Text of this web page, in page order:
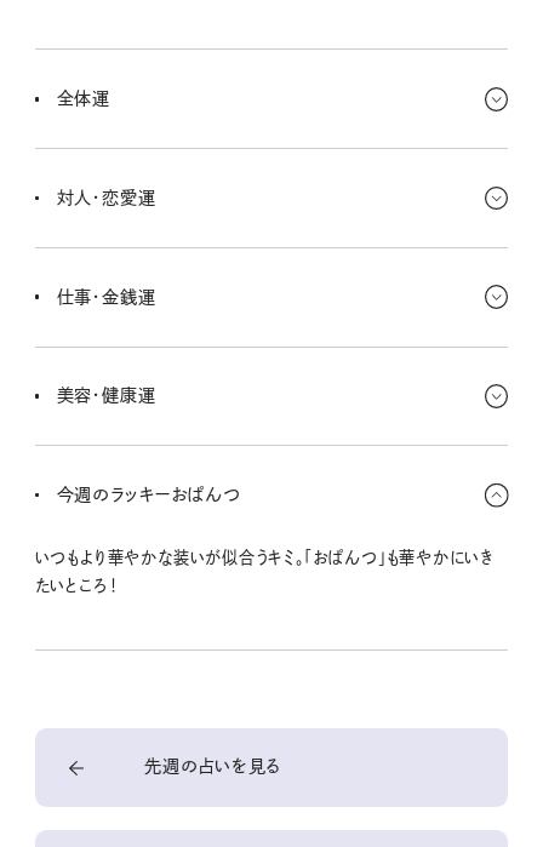
全体運
や目標に向かってがんばる人たちとのつながりができてくると思う。
対人・恋愛運
思い込みが激しくなりがちだったりもするよ。せっかくチャンスが広
仕事・金銭運
しっかり言わないとどんどん流されちゃう。後で言っても手遅れにな
美容・健康運
的な場面でキミの魅力が際立ってるから、イベントのときは特別なケ
今週のラッキーおぱんつ
いつもより華やかな装いが似合うキミ。「おぱんつ」も華やかにいき
たいところ！
先週の占いを見る